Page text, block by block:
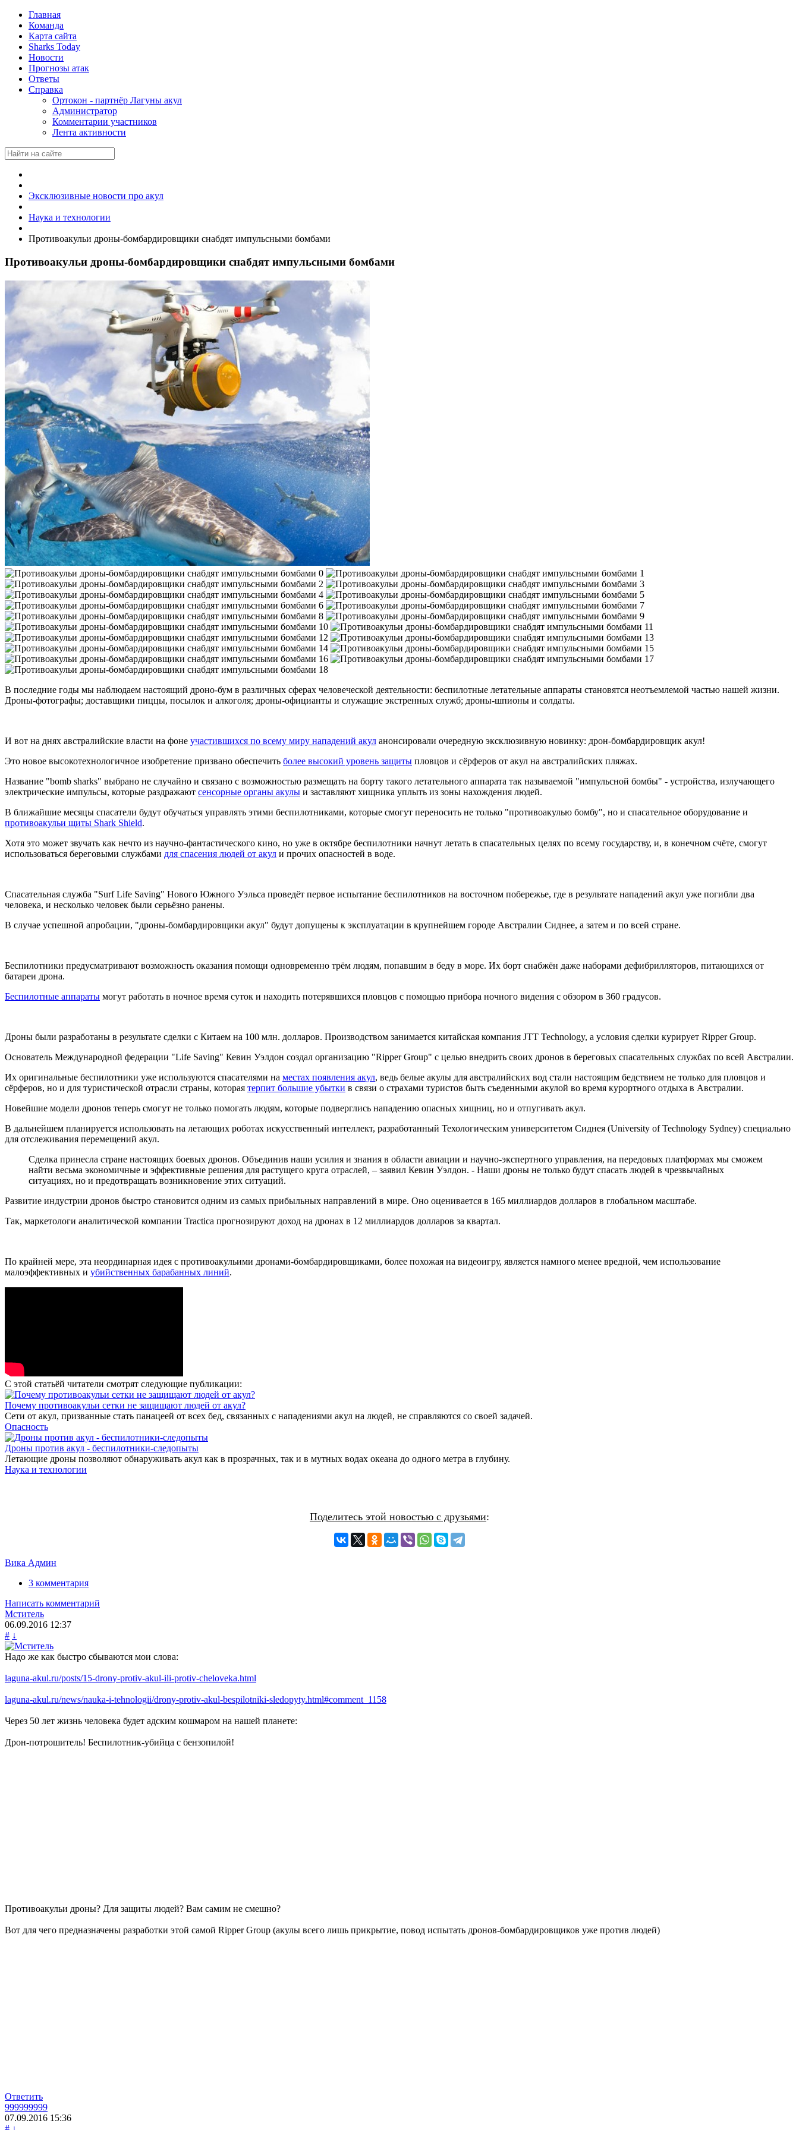
Главная
Команда
Карта сайта
Sharks Today
Новости
Прогнозы атак
Ответы
Справка
Ортокон - партнёр Лагуны акул
Администратор
Комментарии участников
Лента активности
Эксклюзивные новости про акул
Наука и технологии
Противоакульи дроны-бомбардировщики снабдят импульсными бомбами
Противоакульи дроны-бомбардировщики снабдят импульсными бомбами
В последние годы мы наблюдаем настоящий дроно-бум в различных сферах человеческой деятельности: беспилотные летательные аппараты становятся неотъемлемой частью нашей жизни.
Дроны-фотографы; доставщики пиццы, посылок и алкоголя; дроны-официанты и служащие экстренных служб; дроны-шпионы и солдаты.
И вот на днях австралийские власти на фоне участившихся по всему миру нападений акул анонсировали очередную эксклюзивную новинку: дрон-бомбардировщик акул!
Это новое высокотехнологичное изобретение призвано обеспечить более высокий уровень защиты пловцов и сёрферов от акул на австралийских пляжах.
Название "bomb sharks" выбрано не случайно и связано с возможностью размещать на борту такого летательного аппарата так называемой "импульсной бомбы" - устройства, излучающего
электрические импульсы, которые раздражают сенсорные органы акулы и заставляют хищника уплыть из зоны нахождения людей.
В ближайшие месяцы спасатели будут обучаться управлять этими беспилотниками, которые смогут переносить не только "противоакулью бомбу", но и спасательное оборудование и
противоакульи щиты Shark Shield.
Хотя это может звучать как нечто из научно-фантастического кино, но уже в октябре беспилотники начнут летать в спасательных целях по всему государству, и, в конечном счёте, смогут
использоваться береговыми службами для спасения людей от акул и прочих опасностей в воде.
Спасательная служба "Surf Life Saving" Нового Южного Уэльса проведёт первое испытание беспилотников на восточном побережье, где в результате нападений акул уже погибли два
человека, и несколько человек были серьёзно ранены.
В случае успешной апробации, "дроны-бомбардировщики акул" будут допущены к эксплуатации в крупнейшем городе Австралии Сиднее, а затем и по всей стране.
Беспилотники предусматривают возможность оказания помощи одновременно трём людям, попавшим в беду в море. Их борт снабжён даже наборами дефибрилляторов, питающихся от
батареи дрона.
Беспилотные аппараты могут работать в ночное время суток и находить потерявшихся пловцов с помощью прибора ночного видения с обзором в 360 градусов.
Дроны были разработаны в результате сделки с Китаем на 100 млн. долларов. Производством занимается китайская компания JTT Technology, а условия сделки курирует Ripper Group.
Основатель Международной федерации "Life Saving" Кевин Уэлдон создал организацию "Ripper Group" с целью внедрить своих дронов в береговых спасательных службах по всей Австралии.
Их оригинальные беспилотники уже используются спасателями на местах появления акул, ведь белые акулы для австралийских вод стали настоящим бедствием не только для пловцов и
сёрферов, но и для туристической отрасли страны, которая терпит большие убытки в связи о страхами туристов быть съеденными акулой во время курортного отдыха в Австралии.
Новейшие модели дронов теперь смогут не только помогать людям, которые подверглись нападению опасных хищниц, но и отпугивать акул.
В дальнейшем планируется использовать на летающих роботах искусственный интеллект, разработанный Техологическим университетом Сиднея (University of Technology Sydney) специально
для отслеживания перемещений акул.
Сделка принесла стране настоящих боевых дронов. Объединив наши усилия и знания в области авиации и научно-экспертного управления, на передовых платформах мы сможем
найти весьма экономичные и эффективные решения для растущего круга отраслей, – заявил Кевин Уэлдон. - Наши дроны не только будут спасать людей в чрезвычайных
ситуациях, но и предотвращать возникновение этих ситуаций.
Развитие индустрии дронов быстро становится одним из самых прибыльных направлений в мире. Оно оценивается в 165 миллиардов долларов в глобальном масштабе.
Так, маркетологи аналитической компании Tractica прогнозируют доход на дронах в 12 миллиардов долларов за квартал.
По крайней мере, эта неординарная идея с противоакульими дронами-бомбардировщиками, более похожая на видеоигру, является намного менее вредной, чем использование
малоэффективных и убийственных барабанных линий.
С этой статьёй читатели смотрят следующие публикации:
Почему противоакульи сетки не защищают людей от акул?
Сети от акул, призванные стать панацеей от всех бед, связанных с нападениями акул на людей, не справляются со своей задачей.
Опасность
Дроны против акул - беспилотники-следопыты
Летающие дроны позволяют обнаруживать акул как в прозрачных, так и в мутных водах океана до одного метра в глубину.
Наука и технологии
Поделитесь этой новостью с друзьями:
Вика Админ
3 комментария
Написать комментарий
Мститель
06.09.2016 12:37
# ↓
Надо же как быстро сбываются мои слова:
laguna-akul.ru/posts/15-drony-protiv-akul-ili-protiv-cheloveka.html
laguna-akul.ru/news/nauka-i-tehnologii/drony-protiv-akul-bespilotniki-sledopyty.html#comment_1158
Через 50 лет жизнь человека будет адским кошмаром на нашей планете:
Дрон-потрошитель! Беспилотник-убийца с бензопилой!
Противоакульи дроны? Для защиты людей? Вам самим не смешно?
Вот для чего предназначены разработки этой самой Ripper Group (акулы всего лишь прикрытие, повод испытать дронов-бомбардировщиков уже против людей)
Ответить
999999999
07.09.2016 15:36